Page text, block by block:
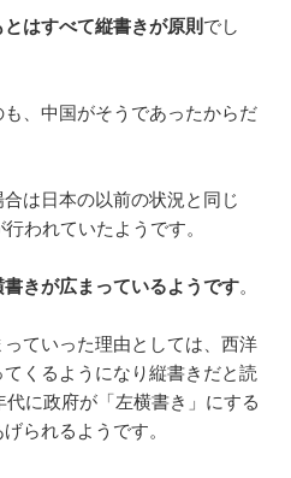
とはすべて縦書きが原則 でし
、中国がそうであったからだ
は日本の以前の状況と同じ
われていたようです。
きが広まっているようです。
ていった理由としては、西洋
くるようになり縦書きだと読
に政府が「左横書き」にする
られるようです。